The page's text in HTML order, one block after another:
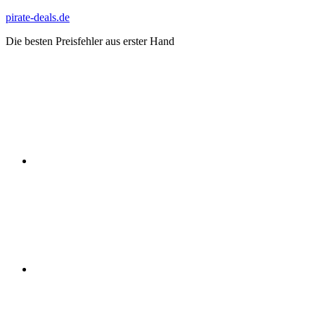
Zum
springen
pirate-deals.de
Die besten Preisfehler aus erster Hand